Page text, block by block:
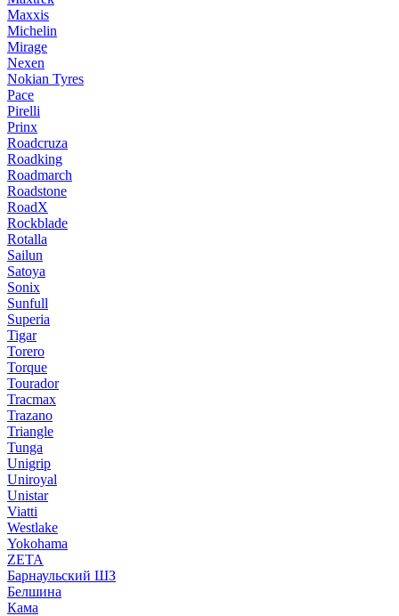
Maxxis
Michelin
Mirage
Nexen
Nokian Tyres
Pace
Pirelli
Prinx
Roadcruza
Roadking
Roadmarch
Roadstone
RoadX
Rockblade
Rotalla
Sailun
Satoya
Sonix
Sunfull
Superia
Tigar
Torero
Torque
Tourador
Tracmax
Trazano
Triangle
Tunga
Unigrip
Uniroyal
Unistar
Viatti
Westlake
Yokohama
ZETA
Барнаульский ШЗ
Белшина
Кама